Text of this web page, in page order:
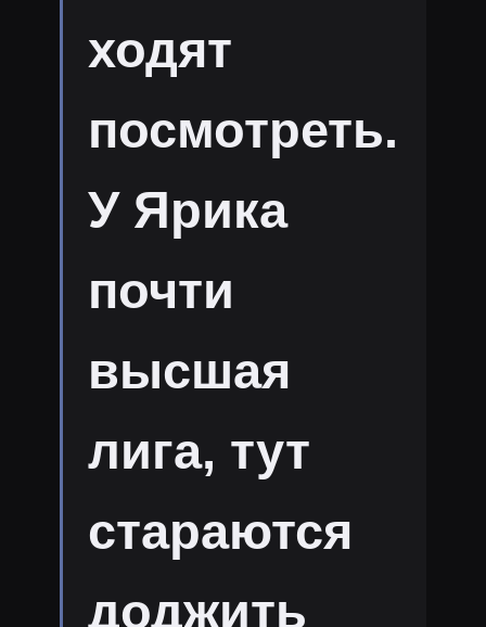
ходят
посмотреть.
У Ярика
почти
высшая
лига, тут
стараются
доджить